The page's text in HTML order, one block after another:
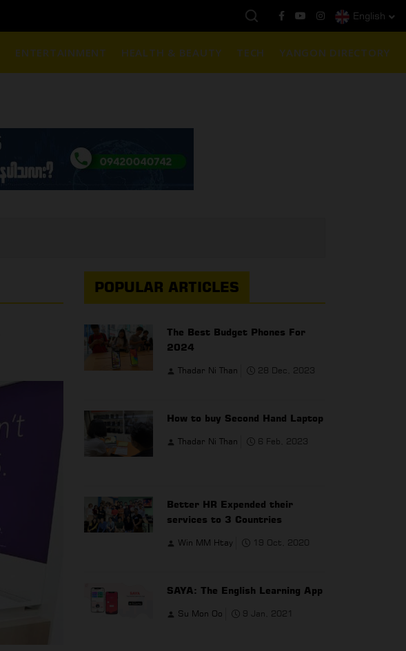
$1901 ( တစ်အောင်စလျှင် ) English
ENTERTAINMENT HEALTH & BEAUTY TECH YANGON DIRECTORY
POPULAR ARTICLES
The Best Budget Phones For
2024
Thadar Ni Than 28 Dec, 2023
How to buy Second Hand Laptop
Thadar Ni Than 6 Feb, 2023
Better HR Expended their
services to 3 Countries
Win MM Htay 19 Oct, 2020
SAYA: The English Learning App
Su Mon Oo 9 Jan, 2021